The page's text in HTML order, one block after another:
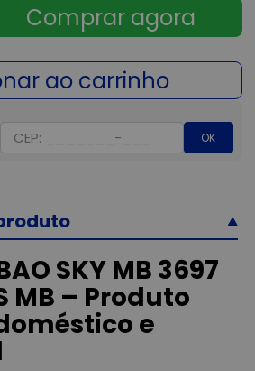
OK
SKY MB 3697
MB – Produto
e